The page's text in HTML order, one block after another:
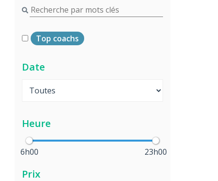
Top coachs
Date
Heure
6h00 23h00
Prix